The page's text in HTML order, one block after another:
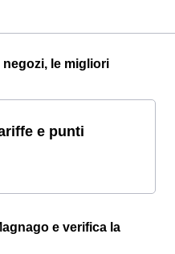
negozi, le migliori
e punti
e verifica la